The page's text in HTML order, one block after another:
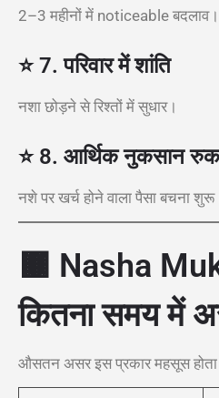
2–3 महीनों में noticeable बदलाव।
⭐ 7. परिवार में शांति
नशा छोड़ने से रिश्तों में सुधार।
⭐ 8. आर्थिक नुकसान
नशे पर खर्च होने वाला पैसा बचना
🟫 Nasha
कितना समय में
औसतन असर इस प्रकार महसूस होता